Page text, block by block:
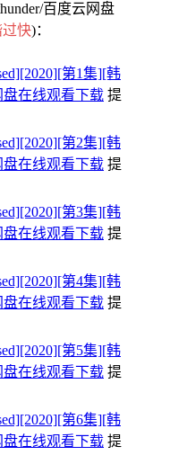
百度云网盘
过快)：
第1集][韩
盘在线观看下载 提
第2集][韩
盘在线观看下载 提
第3集][韩
盘在线观看下载 提
第4集][韩
盘在线观看下载 提
第5集][韩
盘在线观看下载 提
第6集][韩
盘在线观看下载 提